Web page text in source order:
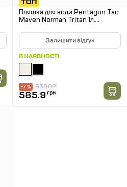
Пляшка для води Pentagon Tac
Maven Norman Tritan 1л.
Залишити відгук
В НАЯВНОСТІ
630.0грн
-7 %
585.9 грн